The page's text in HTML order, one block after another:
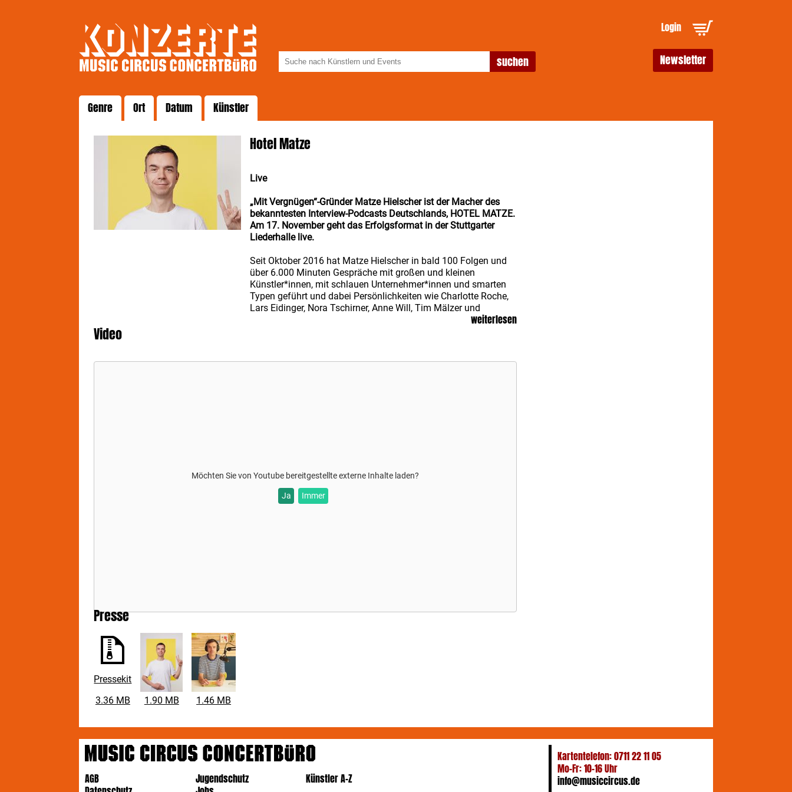
Login
Newsletter
Genre Ort Datum Künstler
Hotel Matze
Live
„Mit Vergnügen“-Gründer Matze Hielscher ist der Macher des
bekanntesten Interview-Podcasts Deutschlands, HOTEL MATZE.
Am 17. November geht das Erfolgsformat in der Stuttgarter
Liederhalle live.
Seit Oktober 2016 hat Matze Hielscher in bald 100 Folgen und
über 6.000 Minuten Gespräche mit großen und kleinen
Künstler*innen, mit schlauen Unternehmer*innen und smarten
Typen geführt und dabei Persönlichkeiten wie Charlotte Roche,
Lars Eidinger, Nora Tschirner, Anne Will, Tim Mälzer und
Giovanni di Lorenzo interviewt. Seine Gäste teilen mit ihm wilde
weiterlesen
Video
Möchten Sie vonYoutube bereitgestellte externe Inhalte laden?
Ja Immer
Presse
Pressekit
3.36 MB
1.90 MB 1.46 MB
AGB
Jugendschutz
Künstler A-Z
Kartentelefon: 0711 22 11 05
Mo-Fr: 10-16 Uhr
info@musiccircus.de